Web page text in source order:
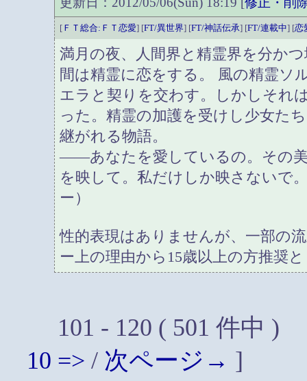
[ ＦＴ総合:ＦＴ恋愛] [FT/異世界] [FT/神話伝承] [FT/連載中] [恋
満月の夜、人間界と精霊界を分か
間は精霊に恋をする。 風の精霊ソ
エラと契りを交わす。しかしそれ
った。精霊の加護を受けし少女た
継がれる物語。
――あなたを愛しているの。その
を映して。私だけしか映さないで
ー）
性的表現はありませんが、一部の
ー上の理由から15歳以上の方推奨
101 - 120 ( 501 件中
10 => / 次ページ→ ]